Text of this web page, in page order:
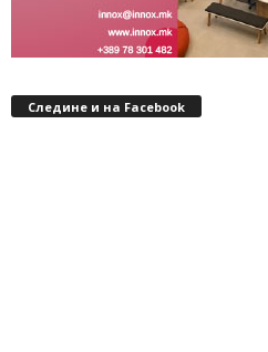
Следине и на Facebook